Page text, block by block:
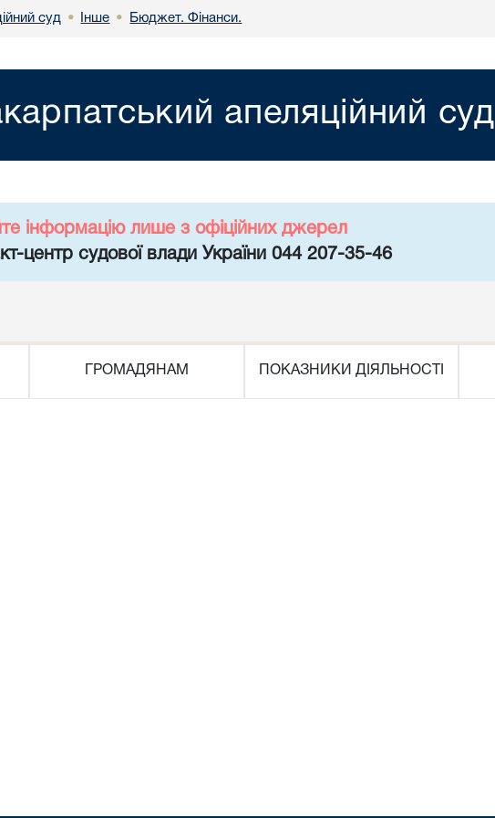
суд • Інше • Бюджет. Фінанси.
апеляційний суд
інформацію лише з офіційних джерел
центр судової влади України 044 207-35-46
ГРОМАДЯНАМ ПОКАЗНИКИ ДІЯЛЬНОСТІ